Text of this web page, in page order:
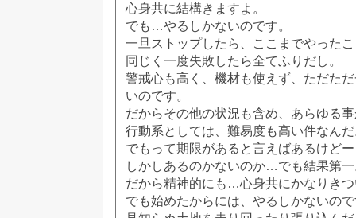
心身共に結構きますよ。
でも…やるしかないのです。
一旦ストップしたら、ここまでやった
同じく一度失敗したら全てふりだし。
警戒心も高く、機材も使えず、ただた
いのです。
だからその他の状況も含め、あらゆる
行動系としては、難易度も高い件なん
でもって期限があると言えばあるけどー
しかしあるのかないのか…でも結果第
だから精神的にも…心身共にかなりき
でも始めたからには、やるしかないの